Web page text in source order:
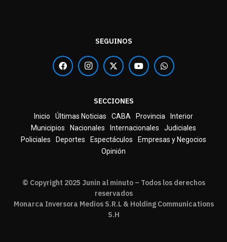
SEGUINOS
SECCIONES
Inicio Últimas Noticias CABA Provincia
Interior
Municipios
Nacionales Internacionales
Judiciales
Policiales
Deportes Espectáculos
Empresas y Negocios
Opinión
© Copyright 2025 Junin al minuto – Todos los derechos
reservados
Monarca Inversora Medios S.R.L & Holding Communications
S.H